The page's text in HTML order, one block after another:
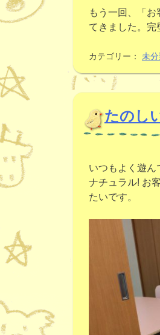
もう一回、「
てきました。
カテゴリー： 未
たのし
いつもよく遊
ナチュラル! お
たいです。